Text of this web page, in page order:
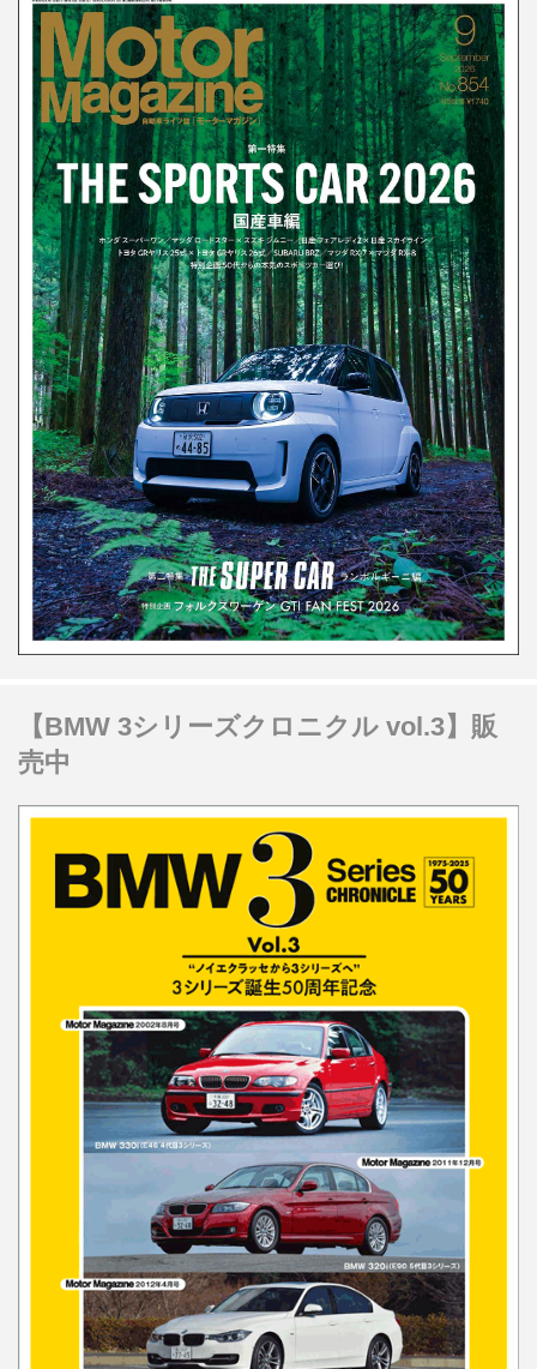
【BMW 3シリーズクロニクル vol.3】販
売中